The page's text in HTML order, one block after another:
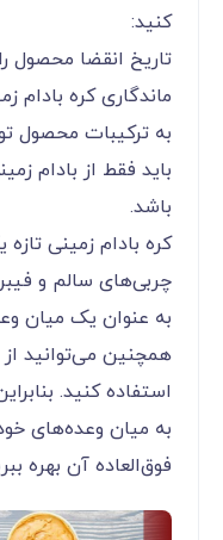
کنید:
تاریخ انقضا محصول
ماندگاری کره بادام زمینی
به ترکیبات محصول
باید فقط از بادام
باشد.
کره بادام زمینی
چربی‌های سالم و
به عنوان یک میان
همچنین می‌توانید از
استفاده کنید.
به میان وعده‌های
فوق‌العاده آن بهره